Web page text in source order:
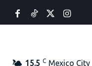
15.5 C Mexico City